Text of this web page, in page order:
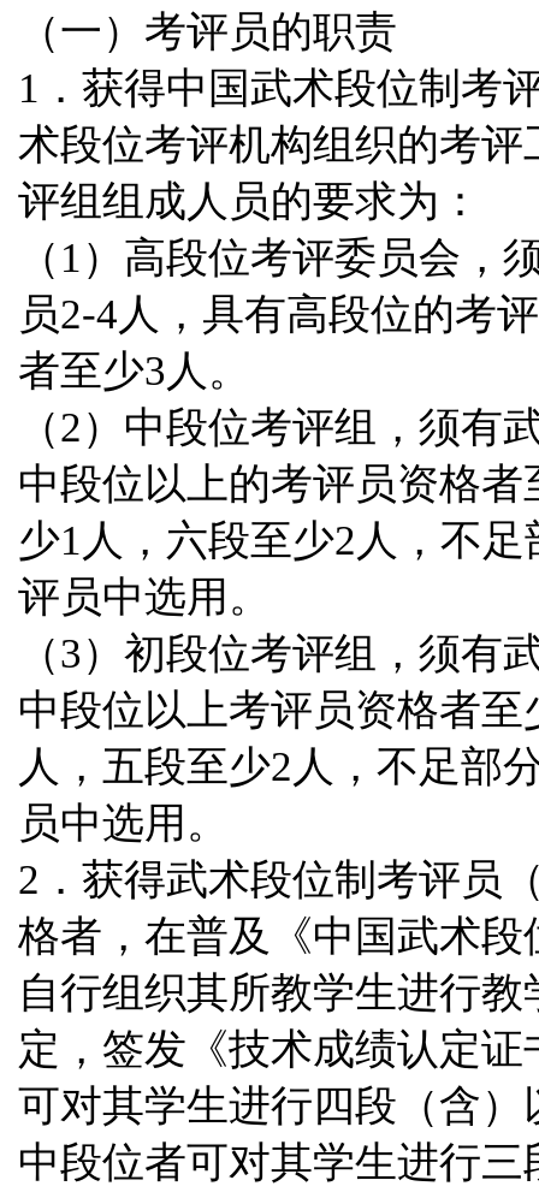
（一）考评员的职责
1．获得中国武术段位制考
术段位考评机构组织的考
评组组成人员的要求为：
（1）高段位考评委员会，
员2-4人，具有高段位的考
者至少3人。
（2）中段位考评组，须有
中段位以上的考评员资格
少1人，六段至少2人，不
评员中选用。
（3）初段位考评组，须有
中段位以上考评员资格者
人，五段至少2人，不足部
员中选用。
2．获得武术段位制考评员
格者，在普及《中国武术
自行组织其所教学生进行
定，签发《技术成绩认定证
可对其学生进行四段（含
中段位者可对其学生进行